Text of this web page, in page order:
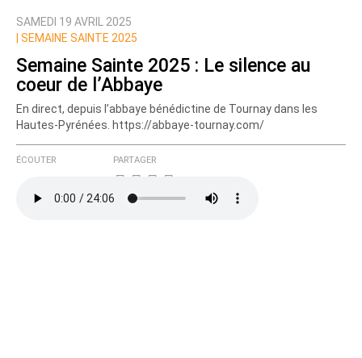
SAMEDI 19 AVRIL 2025
SEMAINE SAINTE 2025
Semaine Sainte 2025 : Le silence au
coeur de l’Abbaye
En direct, depuis l’abbaye bénédictine de Tournay dans les
Hautes-Pyrénées. https://abbaye-tournay.com/
ÉCOUTER PARTAGER